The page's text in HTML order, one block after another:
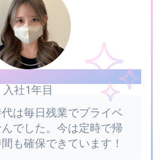
入社1年目
は毎日残業でプライベ
でした。今は定時で帰
も確保できています！